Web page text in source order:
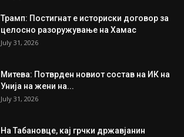
Трамп: Постигнат е историски договор за
целосно разоружување на Хамас
July 31, 2026
Митева: Потврден новиот состав на ИК на
Унија на жени на...
July 31, 2026
На Табановце, кај грчки државјанин